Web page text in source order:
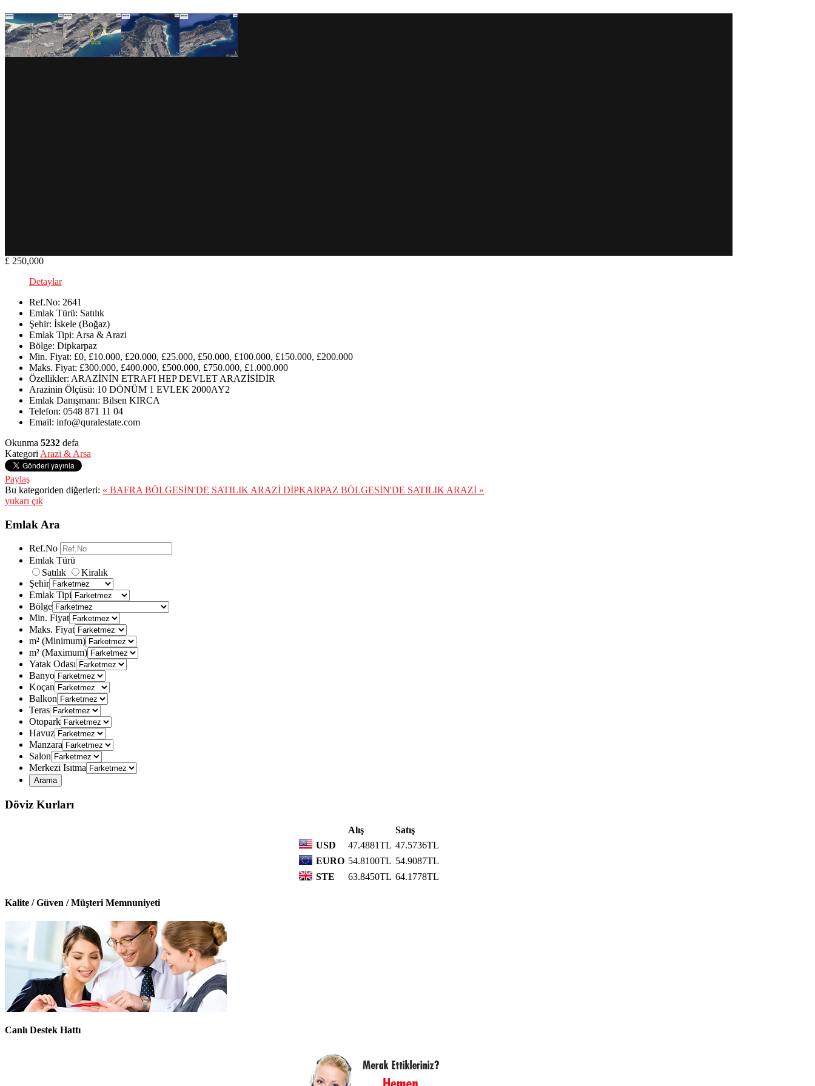
£ 250,000
Detaylar
Ref.No: 2641
Emlak Türü: Satılık
Şehir: İskele (Boğaz)
Emlak Tipi: Arsa & Arazi
Bölge: Dipkarpaz
Min. Fiyat: £0, £10.000, £20.000, £25.000, £50.000, £100.000, £150.000, £200.000
Maks. Fiyat: £300.000, £400.000, £500.000, £750.000, £1.000.000
Özellikler: ARAZİNİN ETRAFI HEP DEVLET ARAZİSİDİR
Arazinin Ölçüsü: 10 DÖNÜM 1 EVLEK 2000AY2
Emlak Danışmanı: Bilsen KIRCA
Telefon: 0548 871 11 04
Email: info@quralestate.com
Okunma 5232 defa
Kategori Arazi & Arsa
Paylaş
Bu kategoriden diğerleri: « BAFRA BÖLGESİN'DE SATILIK ARAZİ DİPKARPAZ BÖLGESİN'DE SATILIK ARAZİ »
yukarı çık
Emlak Ara
Ref.No
Emlak Türü
Satılık
Kiralık
Şehir
Emlak Tipi
Bölge
Min. Fiyat
Maks. Fiyat
m² (Minimum)
m² (Maximum)
Yatak Odası
Banyo
Koçan
Balkon
Teras
Otopark
Havuz
Manzara
Salon
Merkezi Isıtma
Döviz Kurları
Alış
Satış
USD
47.4881TL 47.5736TL
EURO 54.8100TL 54.9087TL
STE
63.8450TL 64.1778TL
Kalite / Güven / Müşteri Memnuniyeti
Canlı Destek Hattı